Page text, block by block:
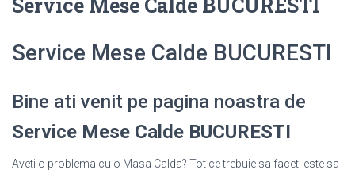
Service Mese Calde BUCURESTI
Bine ati venit pe pagina noastra de
Service Mese Calde BUCURESTI
Aveti o problema cu o Masa Calda? Tot ce trebuie sa faceti este sa